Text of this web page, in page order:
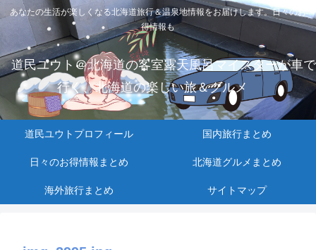
あなたの生活が楽しくなる北海道旅行＆温泉地情報をお届けします。日々のお
得情報も
道民ユウト＠北海道の客室露天風呂マイスターが車で
行く、北海道の楽しい旅＆グルメ
道民ユウトプロフィール 国内旅行まとめ
日々のお得情報まとめ 北海道グルメまとめ
海外旅行まとめ サイトマップ